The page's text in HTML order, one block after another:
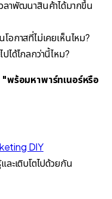
ลาพัฒนาสินค้าได้มากขึ้น
อกาสที่ไม่เคยเห็นไหม?
ได้ไกลกว่านี้ไหม?
"พร้อมหาพาร์ทเนอร์หรือ
DIY
ละเติบโตไปด้วยกัน